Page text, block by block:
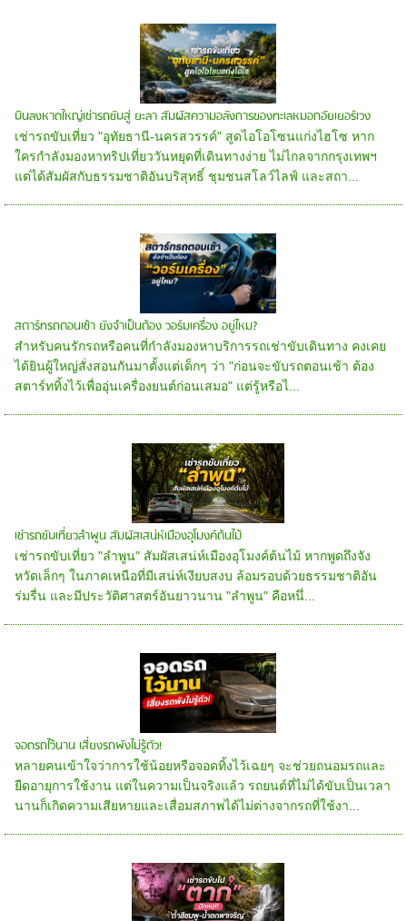
บินลงหาดใหญ่เช่ารถขับสู่ ยะลา สัมผัสความอลังการของทะเลหมอกอัยเยอร์เวง
เช่ารถขับเที่ยว "อุทัยธานี-นครสวรรค์" สูดไอโอโซนแก่งไฮโซ หาก
ใครกำลังมองหาทริปเที่ยววันหยุดที่เดินทางง่าย ไม่ไกลจากกรุงเทพฯ
แต่ได้สัมผัสกับธรรมชาติอันบริสุทธิ์ ชุมชนสโลว์ไลฟ์ และสถา...
สตาร์ทรถตอนเช้า ยังจำเป็นต้อง วอร์มเครื่อง อยู่ไหม?
สำหรับคนรักรถหรือคนที่กำลังมองหาบริการรถเช่าขับเดินทาง คงเคย
ได้ยินผู้ใหญ่สั่งสอนกันมาตั้งแต่เด็กๆ ว่า "ก่อนจะขับรถตอนเช้า ต้อง
สตาร์ททิ้งไว้เพื่ออุ่นเครื่องยนต์ก่อนเสมอ" แต่รู้หรือไ...
เช่ารถขับเที่ยวลำพูน สัมผัสเสน่ห์เมืองอุโมงค์ต้นไม้
เช่ารถขับเที่ยว "ลำพูน" สัมผัสเสน่ห์เมืองอุโมงค์ต้นไม้ หากพูดถึงจัง
หวัดเล็กๆ ในภาคเหนือที่มีเสน่ห์เงียบสงบ ล้อมรอบด้วยธรรมชาติอัน
ร่มรื่น และมีประวัติศาสตร์อันยาวนาน "ลำพูน" คือหนึ่...
จอดรถไว้นาน เสี่ยงรถพังไม่รู้ตัว!
หลายคนเข้าใจว่าการใช้น้อยหรือจอดทิ้งไว้เฉยๆ จะช่วยถนอมรถและ
ยืดอายุการใช้งาน แต่ในความเป็นจริงแล้ว รถยนต์ที่ไม่ได้ขับเป็นเวลา
นานก็เกิดความเสียหายและเสื่อมสภาพได้ไม่ต่างจากรถที่ใช้งา...